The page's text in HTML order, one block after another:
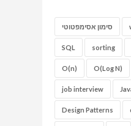
סימון אסימפטוטי
SQL sorting
O(n) O(Log N)
job interview
Design Patterns